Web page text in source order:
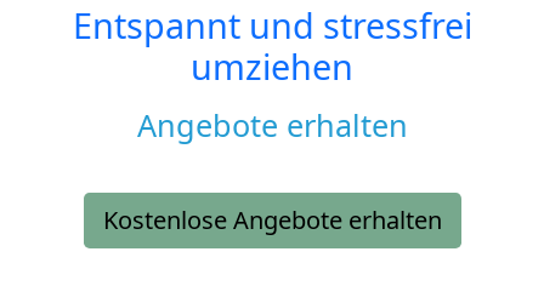
Entspannt und stressfrei
umziehen
Angebote erhalten
Kostenlose Angebote erhalten